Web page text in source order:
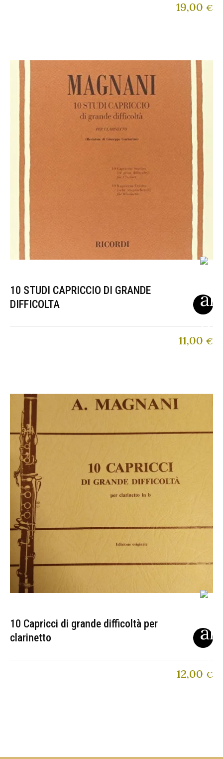
19,00 €
10 STUDI CAPRICCIO DI GRANDE
DIFFICOLTA
11,00 €
10 Capricci di grande difficoltà per
clarinetto
12,00 €